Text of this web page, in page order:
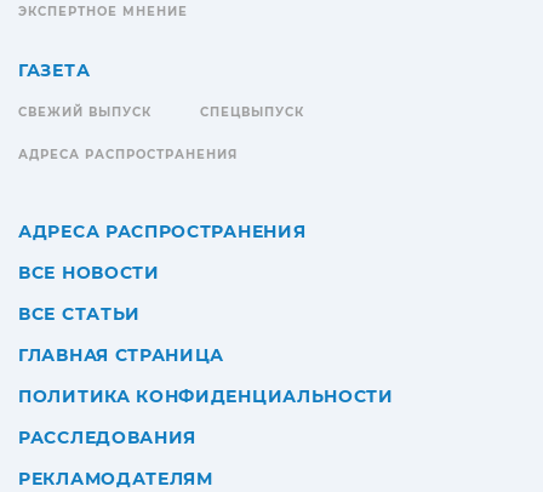
ЭКСПЕРТНОЕ МНЕНИЕ
ГАЗЕТА
СВЕЖИЙ ВЫПУСК СПЕЦВЫПУСК
АДРЕСА РАСПРОСТРАНЕНИЯ
АДРЕСА РАСПРОСТРАНЕНИЯ
ВСЕ НОВОСТИ
ВСЕ СТАТЬИ
ГЛАВНАЯ СТРАНИЦА
ПОЛИТИКА КОНФИДЕНЦИАЛЬНОСТИ
РАССЛЕДОВАНИЯ
РЕКЛАМОДАТЕЛЯМ